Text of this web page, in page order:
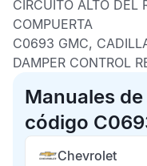
CIRCUITO ALTO DEL
COMPUERTA
C0693 GMC,
DAMPER CONTROL
Manuales
código
Chevrolet